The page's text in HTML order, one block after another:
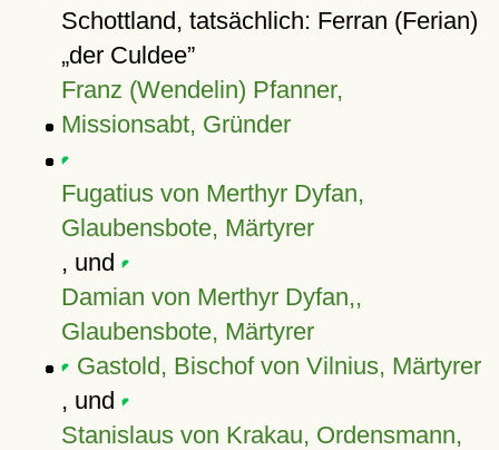
Schottland, tatsächlich: Ferran (Ferian)
der Culdee
Franz (Wendelin) Pfanner,
Missionsabt, Gründer
Fugatius von Merthyr Dyfan,
Glaubensbote, Märtyrer
, und
Damian von Merthyr Dyfan,,
Glaubensbote, Märtyrer
Gastold, Bischof von Vilnius, Märtyrer
, und
Stanislaus von Krakau, Ordensmann,